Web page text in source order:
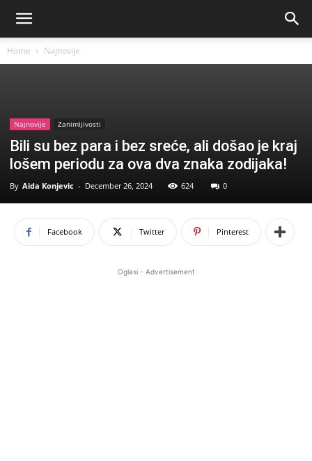
Home Najnovije
Najnovije Zanimljivosti
Bili su bez para i bez sreće, ali došao je kraj
lošem periodu za ova dva znaka zodijaka!
By Aida Konjevic - December 26, 2024 624 0
Facebook Twitter Pinterest
Oglasi - Advertisement